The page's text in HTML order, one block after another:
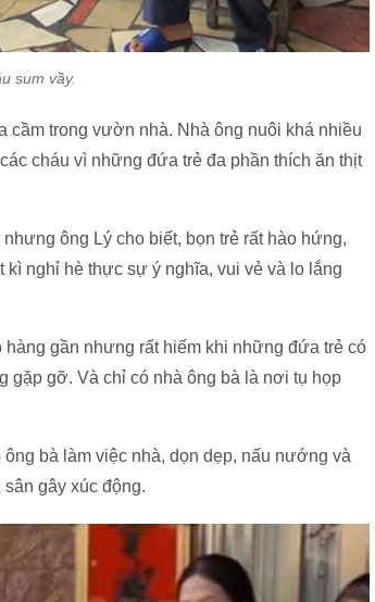
sum vầy.
cầm trong vườn nhà. Nhà ông nuôi khá nhiều
cháu vì những đứa trẻ đa phần thích ăn thịt
ông Lý cho biết, bọn trẻ rất hào hứng,
kì nghỉ hè thực sự ý nghĩa, vui vẻ và lo lắng
gần nhưng rất hiếm khi những đứa trẻ có
gặp gỡ. Và chỉ có nhà ông bà là nơi tụ họp
bà làm việc nhà, dọn dẹp, nấu nướng và
gây xúc động.